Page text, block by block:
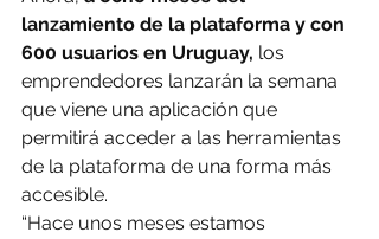
lanzamiento de la plataforma y con
600 usuarios en Uruguay, los
emprendedores lanzarán la semana
que viene una aplicación que
permitirá acceder a las herramientas
de la plataforma de una forma más
accesible.
“Hace unos meses estamos